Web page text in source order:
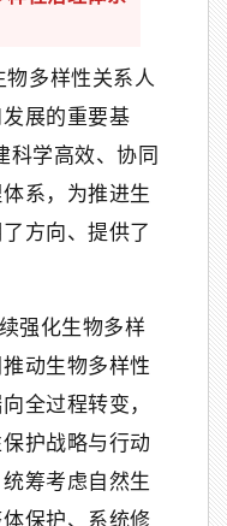
物多样性关系人
展的重要基
科学高效、协同
系，为推进生
方向、提供了
强化生物多样
动生物多样性
全过程转变，
护战略与行动
筹考虑自然生
保护、系统修